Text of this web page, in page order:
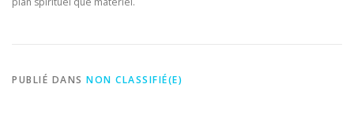
PUBLIÉ DANS NON CLASSIFIÉ(E)